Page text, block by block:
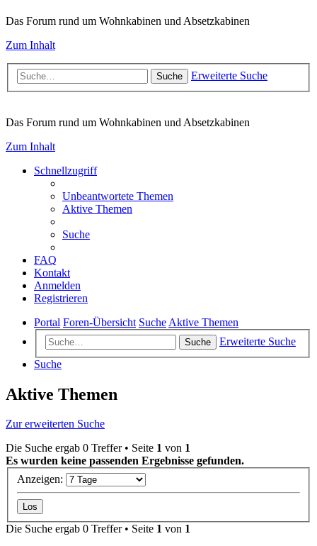
Das Forum rund um Wohnkabinen und Absetzkabinen
Zum Inhalt
Suche Erweiterte Suche
Das Forum rund um Wohnkabinen und Absetzkabinen
Zum Inhalt
Schnellzugriff
Unbeantwortete Themen
Aktive Themen
Suche
FAQ
Kontakt
Anmelden
Registrieren
Portal Foren-Übersicht Suche Aktive Themen
Suche
Erweiterte Suche
Suche
Aktive Themen
Zur erweiterten Suche
Die Suche ergab 0 Treffer • Seite 1 von 1
Es wurden keine passenden Ergebnisse gefunden.
Anzeigen:
Die Suche ergab 0 Treffer • Seite 1 von 1